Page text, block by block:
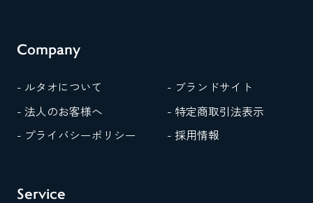
Company
- ルタオについて
- ブランドサイト
- 法人のお客様へ
- 特定商取引法表示
- プライバシーポリシー
- 採用情報
Service